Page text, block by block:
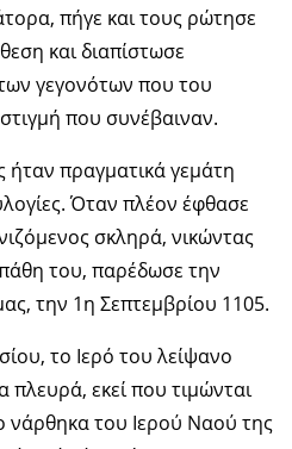
πήγε και τους ρώτησε
και διαπίστωσε
γεγονότων που του
που συνέβαιναν.
ήταν πραγματικά γεμάτη
Όταν πλέον έφθασε
σκληρά, νικώντας
του, παρέδωσε την
την 1η Σεπτεμβρίου 1105.
το Ιερό του λείψανο
πλευρά, εκεί που τιμώνται
νάρθηκα του Ιερού Ναού της